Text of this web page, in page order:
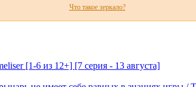
Что такое зеркало?
[1-6 из 12+] [7 серия - 13 августа]